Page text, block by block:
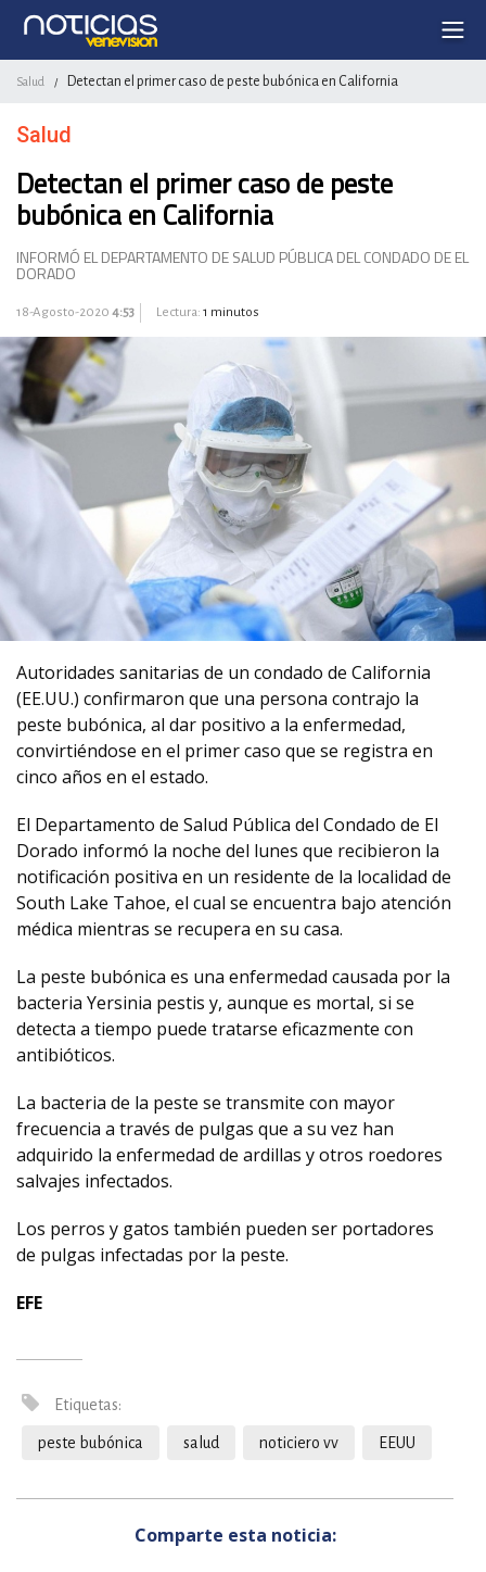
Salud / Detectan el primer caso de peste bubónica en California
Salud
Detectan el primer caso de peste
bubónica en California
INFORMÓ EL DEPARTAMENTO DE SALUD PÚBLICA DEL CONDADO DE EL
DORADO
18-Agosto-2020 4:53 Lectura: 1 minutos
Autoridades sanitarias de un condado de California
(EE.UU.) confirmaron que una persona contrajo la
peste bubónica, al dar positivo a la enfermedad,
convirtiéndose en el primer caso que se registra en
cinco años en el estado.
El Departamento de Salud Pública del Condado de El
Dorado informó la noche del lunes que recibieron la
notificación positiva en un residente de la localidad de
South Lake Tahoe, el cual se encuentra bajo atención
médica mientras se recupera en su casa.
La peste bubónica es una enfermedad causada por la
bacteria Yersinia pestis y, aunque es mortal, si se
detecta a tiempo puede tratarse eficazmente con
antibióticos.
La bacteria de la peste se transmite con mayor
frecuencia a través de pulgas que a su vez han
adquirido la enfermedad de ardillas y otros roedores
salvajes infectados.
Los perros y gatos también pueden ser portadores
de pulgas infectadas por la peste.
EFE
Etiquetas:
peste bubónica salud noticiero vv EEUU
Comparte esta noticia: